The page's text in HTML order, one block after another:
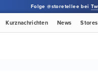
Folge @storetellee bei
Kurznachrichten News Stores